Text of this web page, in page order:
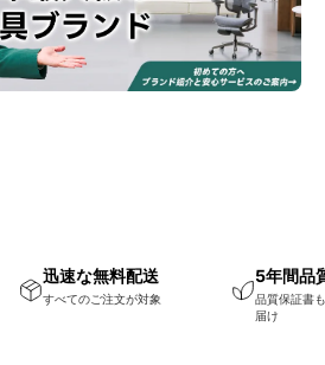
迅速な無料配送
すべてのご注文が対象
5年間品
品質保証書
届け